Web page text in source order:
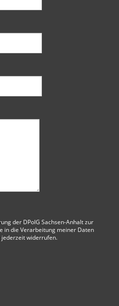
der DPolG Sachsen-Anhaltzur
in die Verarbeitung meiner Daten
jederzeit widerrufen.